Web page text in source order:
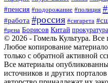
#пенсия #подорожание #полиция
#работа #россия #сигарета
#цена Борисов Китай прокуратура
© 2026 - Гомель Культура.
Любое копирование
только с обратной активной
Все материалы
источников и других